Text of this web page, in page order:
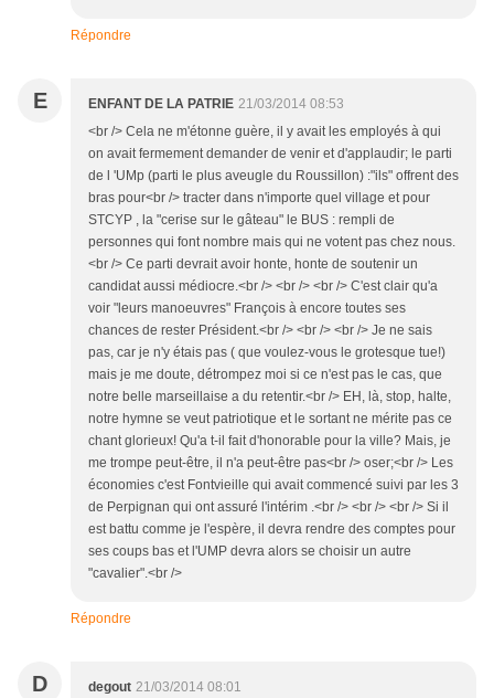
Répondre
E ENFANT DE LA PATRIE 21/03/2014 08:53
<br /> Cela ne m'étonne guère, il y avait les employés à qui
on avait fermement demander de venir et d'applaudir; le parti
de l 'UMp (parti le plus aveugle du Roussillon) :"ils" offrent des
bras pour<br /> tracter dans n'importe quel village et pour
STCYP , la "cerise sur le gâteau" le BUS : rempli de
personnes qui font nombre mais qui ne votent pas chez nous.
<br /> Ce parti devrait avoir honte, honte de soutenir un
candidat aussi médiocre.<br /> <br /> <br /> C'est clair qu'a
voir "leurs manoeuvres" François à encore toutes ses
chances de rester Président.<br /> <br /> <br /> Je ne sais
pas, car je n'y étais pas ( que voulez-vous le grotesque tue!)
mais je me doute, détrompez moi si ce n'est pas le cas, que
notre belle marseillaise a du retentir.<br /> EH, là, stop, halte,
notre hymne se veut patriotique et le sortant ne mérite pas ce
chant glorieux! Qu'a t-il fait d'honorable pour la ville? Mais, je
me trompe peut-être, il n'a peut-être pas<br /> oser;<br /> Les
économies c'est Fontvieille qui avait commencé suivi par les 3
de Perpignan qui ont assuré l'intérim .<br /> <br /> <br /> Si il
est battu comme je l'espère, il devra rendre des comptes pour
ses coups bas et l'UMP devra alors se choisir un autre
"cavalier".<br />
Répondre
D degout 21/03/2014 08:01